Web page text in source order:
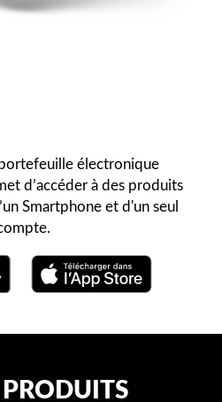
électronique
d’accéder à des produits
Smartphone et d'un seul
PRODUITS